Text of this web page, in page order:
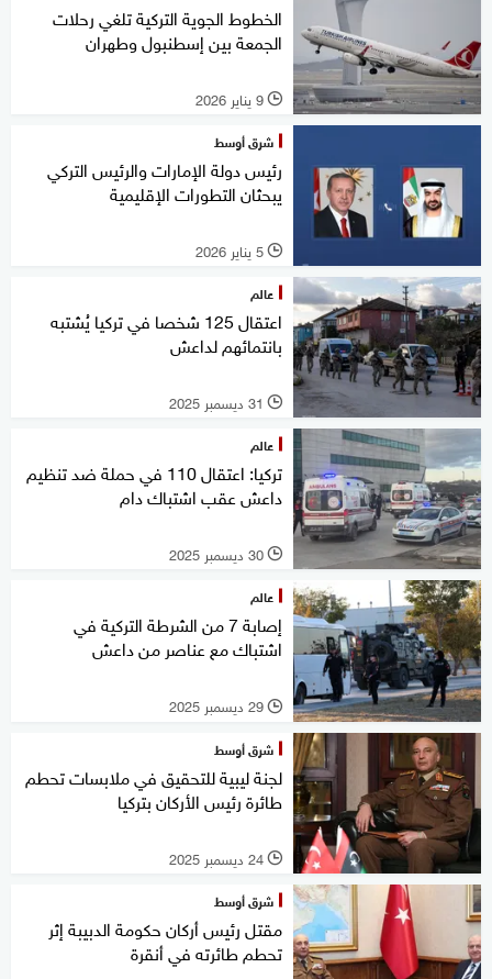
الخطوط الجوية التركية تلغي رحلات
الجمعة بين إسطنبول وطهران
l 9 يناير 2026
شرق أوسط
رئيس دولة الإمارات والرئيس التركي
يبحثان التطورات الإقليمية
l 5 يناير 2026
عالم
اعتقال 125 شخصا في تركيا يُشتبه
بانتمائهم لداعش
l 31 ديسمبر 2025
عالم
تركيا: اعتقال 110 في حملة ضد تنظيم
داعش عقب اشتباك دام
l 30 ديسمبر 2025
عالم
إصابة 7 من الشرطة التركية في
اشتباك مع عناصر من داعش
l 29 ديسمبر 2025
شرق أوسط
لجنة ليبية للتحقيق في ملابسات تحطم
طائرة رئيس الأركان بتركيا
l 24 ديسمبر 2025
شرق أوسط
مقتل رئيس أركان حكومة الدبيبة إثر
تحطم طائرته في أنقرة